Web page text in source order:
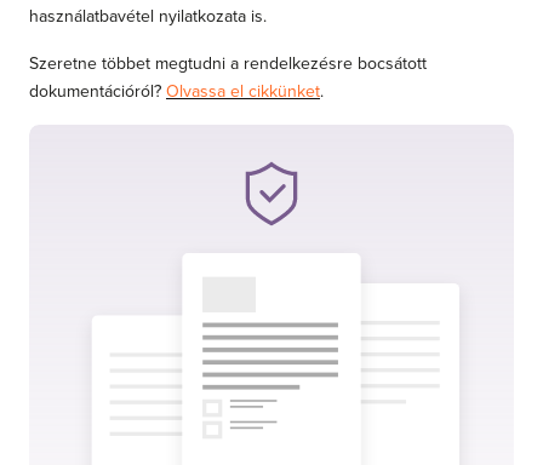
használatbavétel nyilatkozata is.
Szeretne többet megtudni a rendelkezésre bocsátott
dokumentációról? Olvassa el cikkünket.